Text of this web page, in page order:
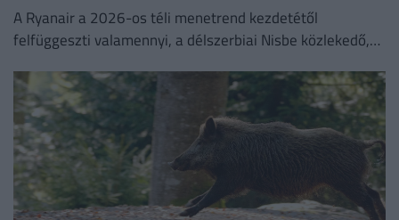
A Ryanair a 2026-os téli menetrend kezdetétől
felfüggeszti valamennyi, a délszerbiai Nisbe közlekedő,